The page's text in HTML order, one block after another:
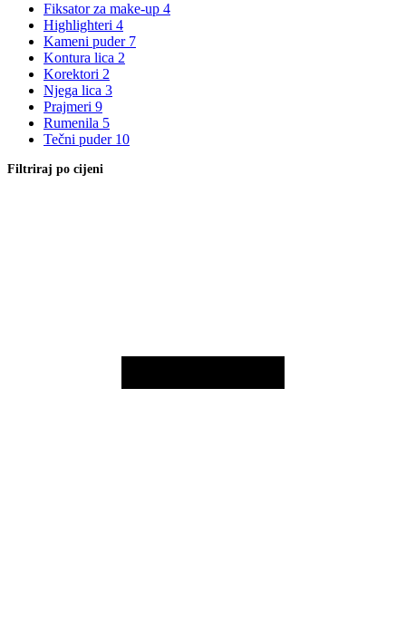
Fiksator za make-up 4
Highlighteri 4
Kameni puder 7
Kontura lica 2
Korektori 2
Njega lica 3
Prajmeri 9
Rumenila 5
Tečni puder 10
Filtriraj po cijeni